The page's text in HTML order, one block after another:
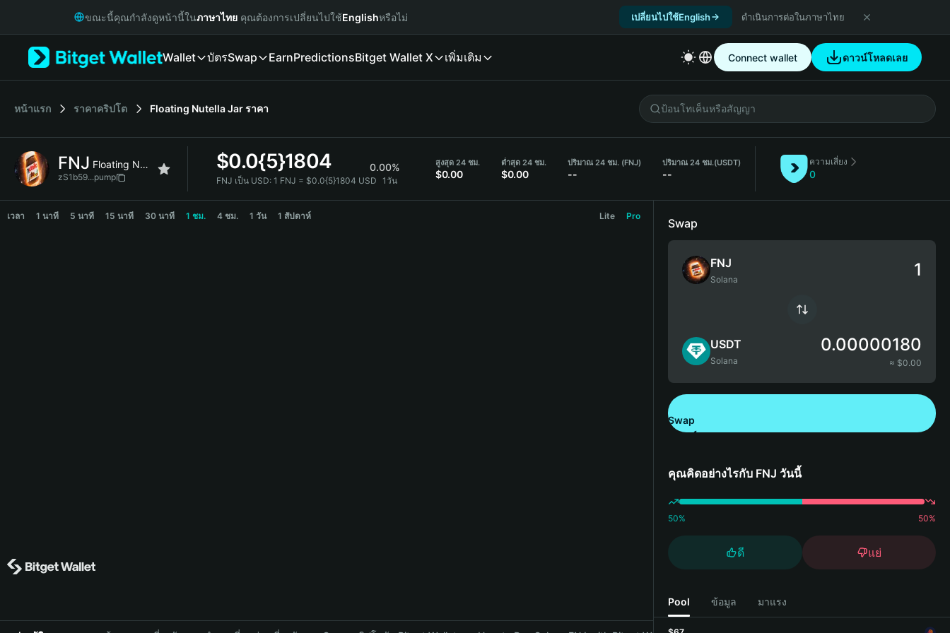
Русский
Italiano
简体中文
繁體中文
Bahasa Indonesia
ขณะนี้คุณกำลังดูหน้านี้ในภาษาไทย คุณต้องการเปลี่ยนไปใช้Englishหรือไม่ เปลี่ยนไปใช้English ดำเนินการต่อในภาษาไทย
Wallet บัตรSwap EarnPredictionsBitget Wallet X เพิ่มเติม Connect wallet ดาวน์โหลดเลย
หน้าแรก ราคาคริปโต Floating Nutella Jarราคา
FNJ Floating Nutella Jar
zS1b59...pump
$0.0{5}1804 0.00%
FNJ เป็น USD: 1 FNJ = $0.0{5}1804 USD 1วัน
สูงสุด 24 ชม.
$0.00
ต่ำสุด 24 ชม.
$0.00
ปริมาณ 24 ชม. (FNJ)
--
ปริมาณ 24 ชม.(USDT)
--
ความเสี่ยง
0
FNJ Price Chart
เวลา 1 นาที 5 นาที 15 นาที 30 นาที 1 ชม. 4 ชม. 1 วัน 1 สัปดาห์ Lite Pro
Swap
FNJ
Solana
USDT
Solana
0.00000180
≈ $0.00
Swap
คุณคิดอย่างไรกับ FNJ วันนี้
50% 50%
ดี แย่
Pool ข้อมูล มาแรง